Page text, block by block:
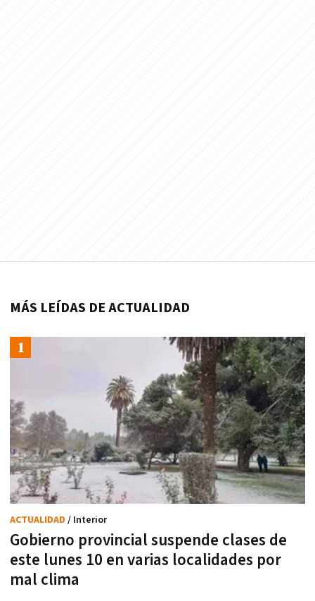
MÁS LEÍDAS DE ACTUALIDAD
Gobierno provincial suspende clases de
este lunes 10 en varias localidades por
mal clima
ACTUALIDAD / Interior